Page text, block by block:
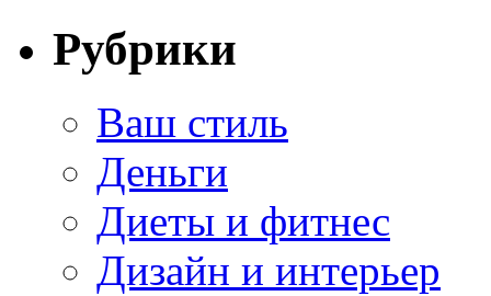
Рубрики
Ваш стиль
Деньги
Диеты и фитнес
Дизайн и интерьер